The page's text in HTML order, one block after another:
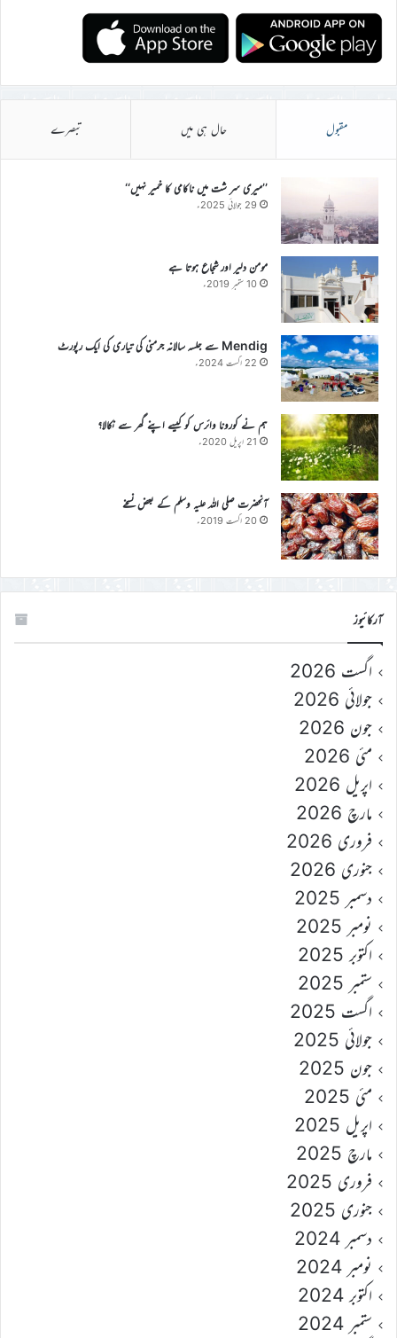
مقبول حال ہی میں تبصرے
’’میری سر شت میں ناکامی کا خمیر نہیں‘‘
29 جولائی 2025ء
مومن دلیر اور شجاع ہوتا ہے
10 ستمبر 2019ء
Mendig سے جلسہ سالانہ جرمنی کی تیاری کی ایک رپورٹ
22 اگست 2024ء
ہم نے کورونا وائرس کو کیسے اپنے گھر سے نکالا؟
21 اپریل 2020ء
آنحضرت صلی اللہ علیہ وسلم کے بعض نسخے
20 اگست 2019ء
آرکائیوز
اگست 2026
جولائی 2026
جون 2026
مئی 2026
اپریل 2026
مارچ 2026
فروری 2026
جنوری 2026
دسمبر 2025
نومبر 2025
اکتوبر 2025
ستمبر 2025
اگست 2025
جولائی 2025
جون 2025
مئی 2025
اپریل 2025
مارچ 2025
فروری 2025
جنوری 2025
دسمبر 2024
نومبر 2024
اکتوبر 2024
ستمبر 2024